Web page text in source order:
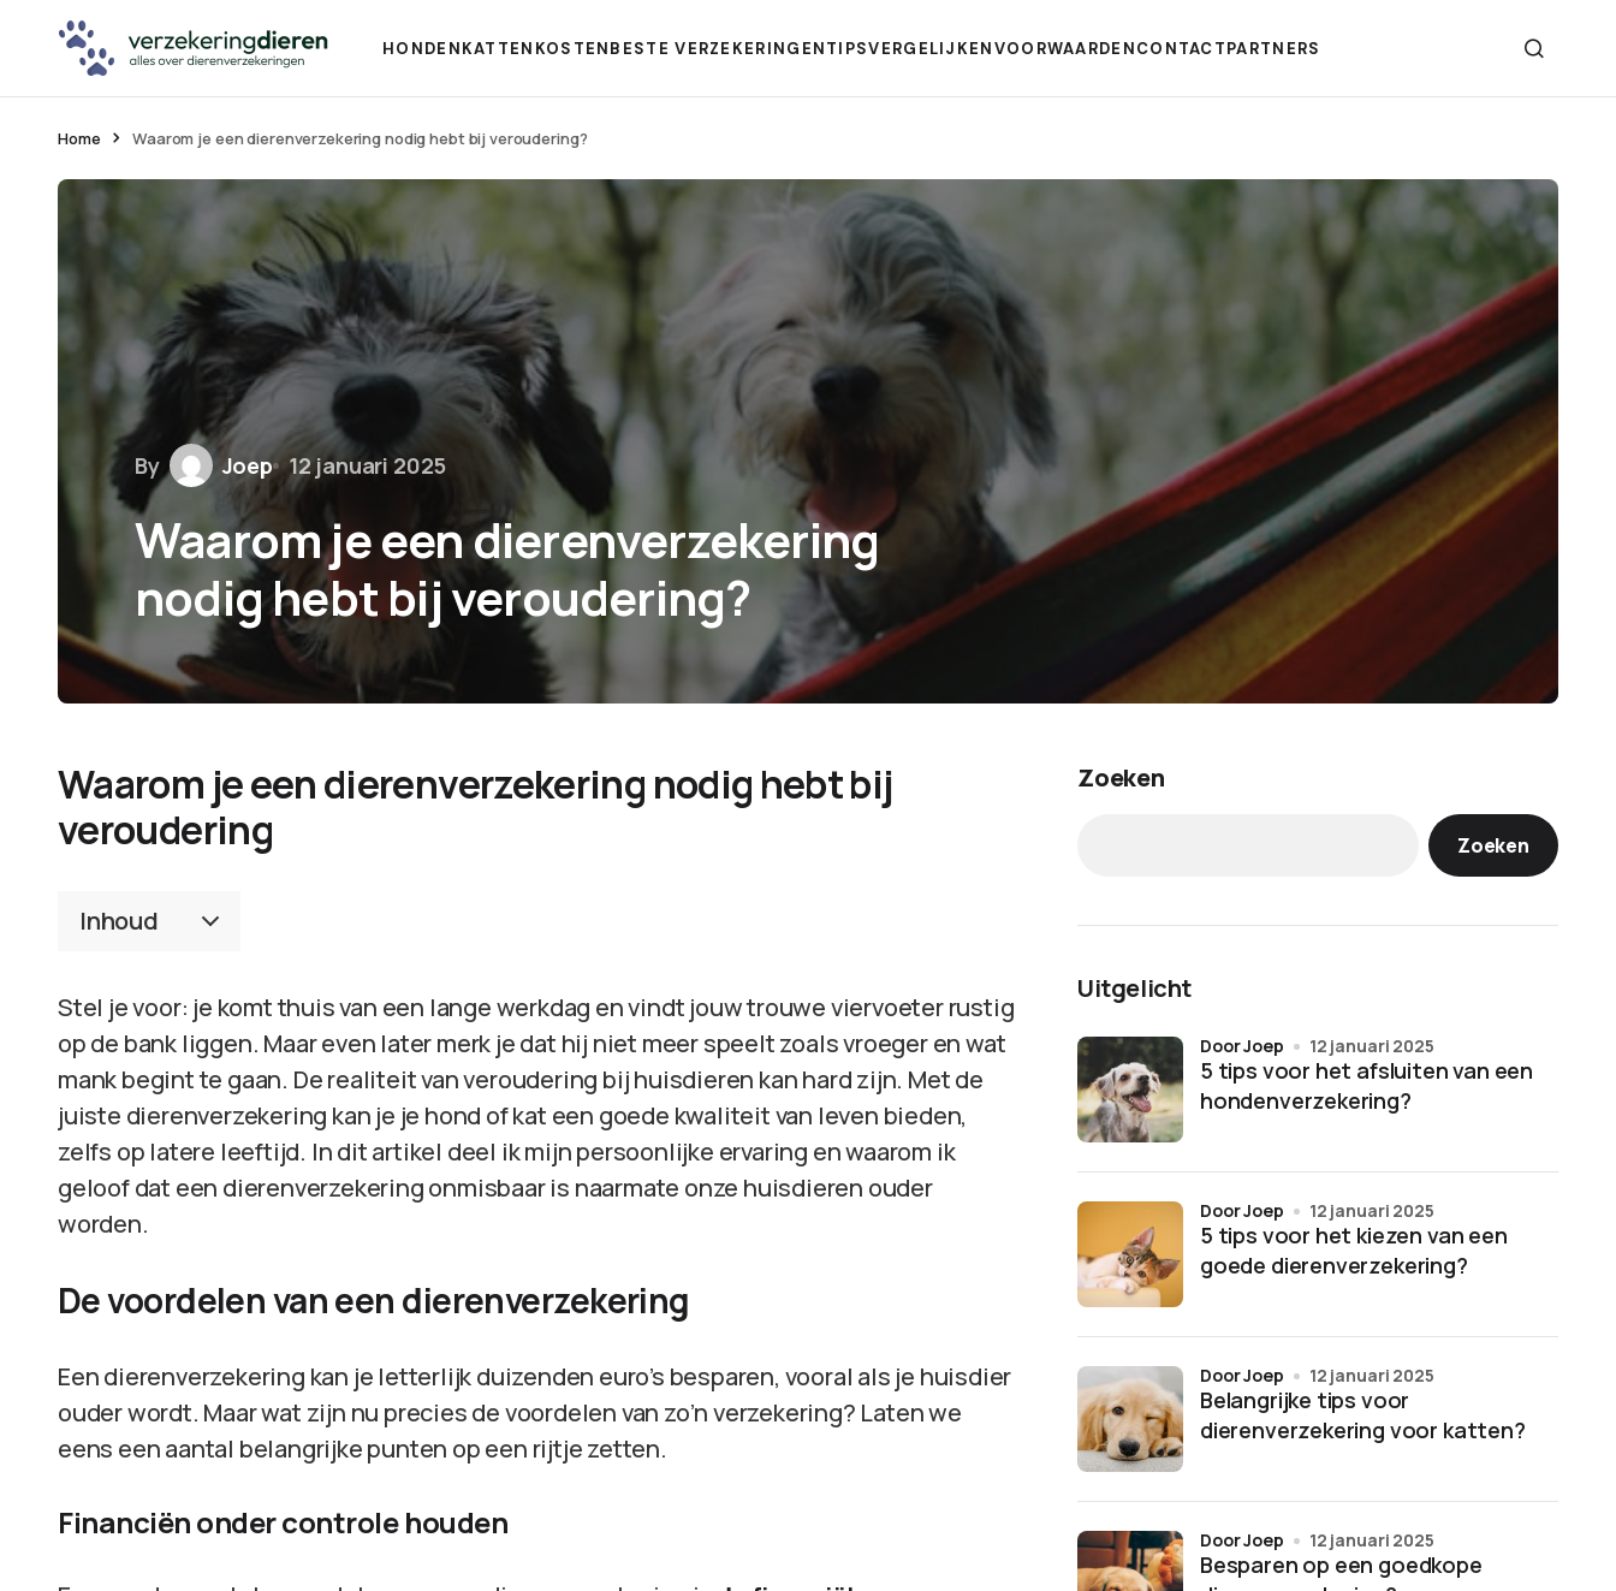
HONDENKATTEN KOSTENBESTE VERZEKERINGENTIPSVERGELIJKENVOORWAARDENCONTACTPARTNERS
Home Waarom je een dierenverzekering nodig hebt bij veroudering?
By Joep 12 januari 2025
Waarom je een dierenverzekering
nodig hebt bij veroudering?
Waarom je een dierenverzekering nodig hebt bij
veroudering
Inhoud
Stel je voor: je komt thuis van een lange werkdag en vindt jouw trouwe viervoeter rustig
op de bank liggen. Maar even later merk je dat hij niet meer speelt zoals vroeger en wat
mank begint te gaan. De realiteit van veroudering bij huisdieren kan hard zijn. Met de
juiste dierenverzekering kan je je hond of kat een goede kwaliteit van leven bieden,
zelfs op latere leeftijd. In dit artikel deel ik mijn persoonlijke ervaring en waarom ik
geloof dat een dierenverzekering onmisbaar is naarmate onze huisdieren ouder
worden.
De voordelen van een dierenverzekering
Een dierenverzekering kan je letterlijk duizenden euro’s besparen, vooral als je huisdier
ouder wordt. Maar wat zijn nu precies de voordelen van zo’n verzekering? Laten we
eens een aantal belangrijke punten op een rijtje zetten.
Financiën onder controle houden
Zoeken
Zoeken
Uitgelicht
5 tips voor het afsluiten van een
hondenverzekering?
door Joep 12 januari 2025
5 tips voor het kiezen van een
goede dierenverzekering?
door Joep 12 januari 2025
Belangrijke tips voor
dierenverzekering voor katten?
door Joep 12 januari 2025
Besparen op een goedkope
door Joep 12 januari 2025